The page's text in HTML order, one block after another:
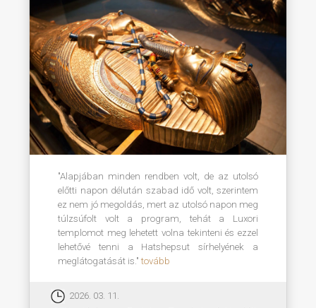
"Alapjában minden rendben volt, de az utolsó
előtti napon délután szabad idő volt, szerintem
ez nem jó megoldás, mert az utolsó napon meg
túlzsúfolt volt a program, tehát a Luxori
templomot meg lehetett volna tekinteni és ezzel
lehetővé tenni a Hatshepsut sírhelyének a
meglátogatását is." tovább
2026. 03. 11.